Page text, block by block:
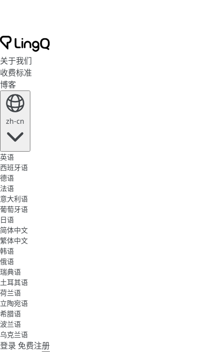
关于我们
收费标准
博客
zh-cn
英语
西班牙语
德语
法语
意大利语
葡萄牙语
日语
简体中文
繁体中文
韩语
俄语
瑞典语
土耳其语
荷兰语
立陶宛语
希腊语
波兰语
乌克兰语
登录 免费注册